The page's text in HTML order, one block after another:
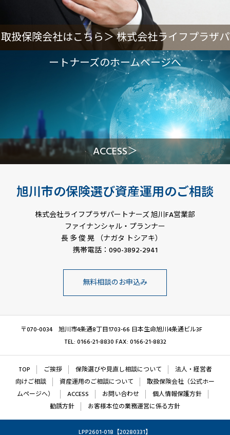
取扱保険会社はこちら＞ 株式会社ライフプラザパ
ートナーズのホームページへ
ACCESS＞
旭川市の保険選び資産運用のご相談
株式会社ライフプラザパートナーズ 旭川FA営業部
ファイナンシャル・プランナー
長 多 俊 晃 （ナガタ トシアキ）
携帯電話：090-3892-2941
無料相談のお申込み
〒070-0034 旭川市4条通8丁目1703-66 日本生命旭川4条通ビル3F
TEL: 0166-21-8830 FAX: 0166-21-8832
TOP ご挨拶 保険選びや見直し相談について
法人・経営者
向けご相談
資産運用のご相談について
取扱保険会社（公式ホー
ムページへ）
ACCESS お問い合わせ
個人情報保護方針
勧誘方針
お客様本位の業務運営に係る方針
LPP2601-018【20280331】